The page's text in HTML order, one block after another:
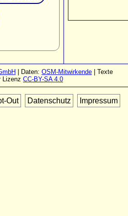
| Daten: OSM-Mitwirkende | Texte
Lizenz CC-BY-SA 4.0
Out Datenschutz Impressum